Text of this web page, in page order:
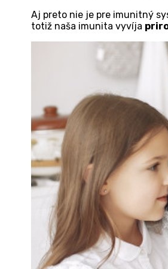
Aj preto nie je pre imunitný
totiž naša imunita vyvíja